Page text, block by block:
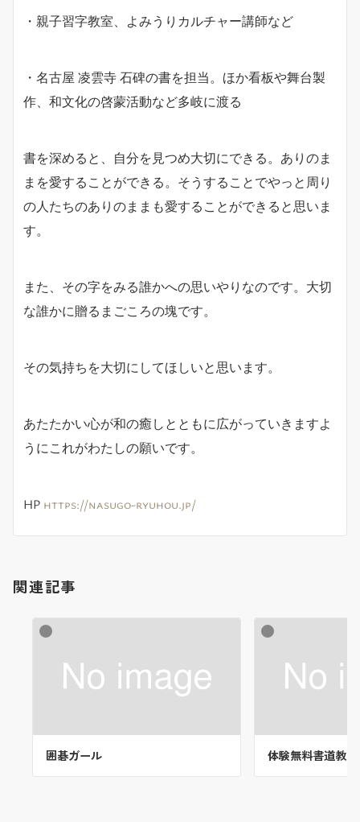
・親子習字教室、よみうりカルチャー講師など
・名古屋 凌雲寺石碑の書を担当。ほか看板や舞台製
作、和文化の啓蒙活動など多岐に渡る
書を深めると、自分を見つめ大切にできる。ありのま
まを愛することができる。そうすることでやっと周り
の人たちのありのままも愛することができると思いま
す。
また、その字をみる誰かへの思いやりなのです。大切
な誰かに贈るまごころの塊です。
その気持ちを大切にしてほしいと思います。
あたたかい心が和の癒しとともに広がっていきますよ
うにこれがわたしの願いです。
HP https://nasugo-ryuhou.jp/
関連記事
囲碁ガール 体験無料書道教室